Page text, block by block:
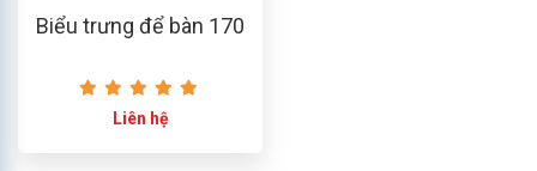
Biểu trưng để bàn 170
Liên hệ